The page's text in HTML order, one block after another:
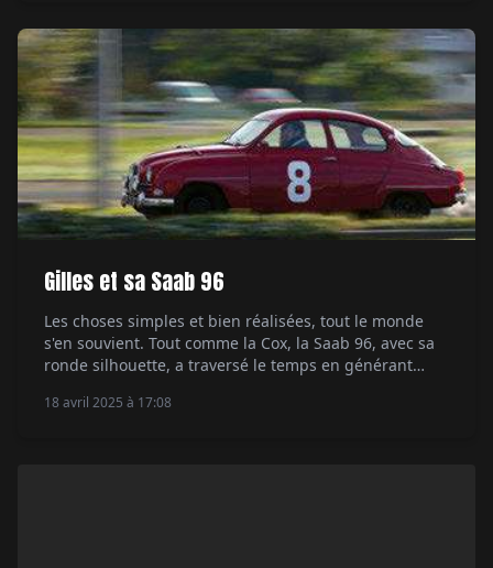
Gilles et sa Saab 96
Les choses simples et bien réalisées, tout le monde
s'en souvient. Tout comme la Cox, la Saab 96, avec sa
ronde silhouette, a traversé le temps en générant
de Tienda
18 avril 2025 à 17:08